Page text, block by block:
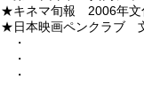
★キネマ旬報 2006年文
★日本映画ペンクラブ
・
・
・